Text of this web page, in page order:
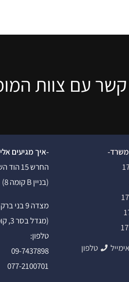
קשר עם צוות
אימייל
טלפון
-איך מגיעים
החרש 15 הוד השרון
(בניין B קומה 8)
מצדה 9 בני ברק
(מגדל בסר 3, קומה 9)
טלפון:
09-7437898
077-2100701